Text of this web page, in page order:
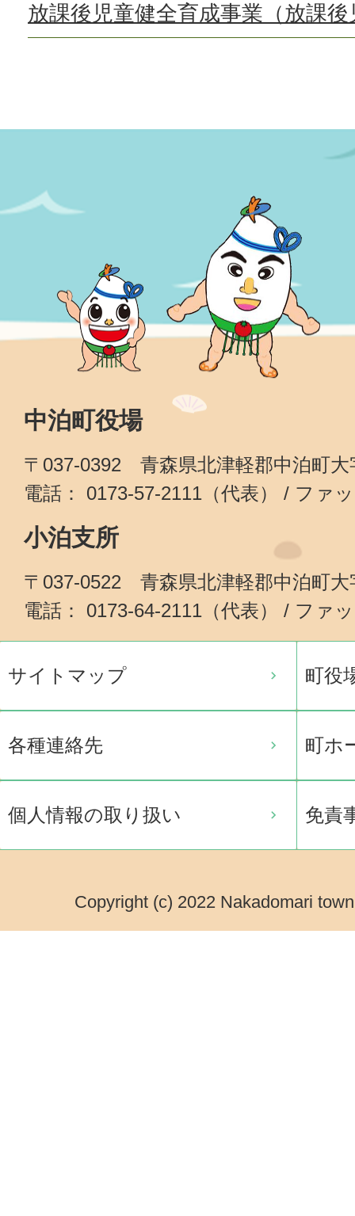
放課後児童健全育成事業（放課
中泊町役場
〒037-0392 青森県北津軽郡中泊町大
電話： 0173-57-2111（代表） / ファ
小泊支所
〒037-0522 青森県北津軽郡中泊町大
電話： 0173-64-2111（代表） / ファ
サイトマップ 町役
各種連絡先 町ホ
個人情報の取り扱い 免責
Copyright (c) 2022 Nakadomari